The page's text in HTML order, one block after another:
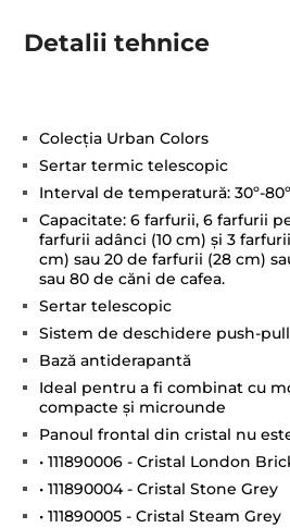
Detalii tehnice
Colecția Urban Colors
Sertar termic telescopic
Interval de temperatură: 30º-80º
Capacitate: 6 farfurii, 6 farfurii
farfurii adânci (10 cm) și 3 farfurii
cm) sau 20 de farfurii (28 cm)
sau 80 de căni de cafea.
Sertar telescopic
Sistem de deschidere push-pull
Bază antiderapantă
Ideal pentru a fi combinat cu
compacte și microunde
Panoul frontal din cristal nu
• 111890006 - Cristal London
• 111890004 - Cristal Stone Grey
• 111890005 - Cristal Steam Grey